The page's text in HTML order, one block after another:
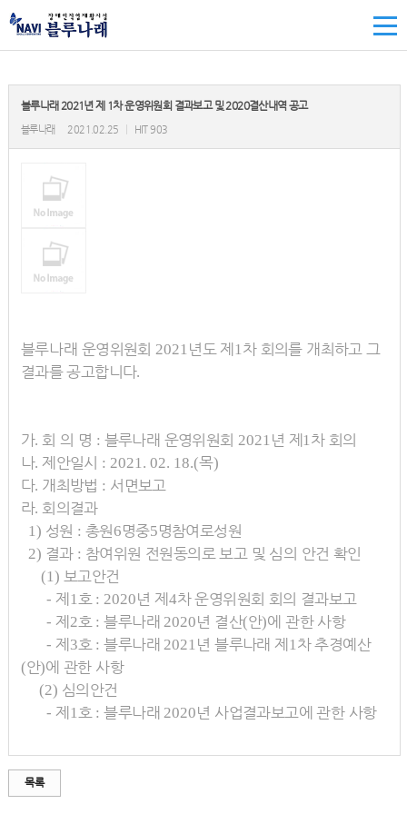
블루나래 2021년 제 1차 운영위원회 결과보고 및 2020결산내역 공고
블루나래 2021.02.25 HIT 903
블루나래 운영위원회2021년도 제 1차 회의를 개최하고 그
결과를 공고합니다.
가.회 의 명 : 블루나래 운영위원회2021년 제 1차 회의
나. 제안일시 : 2021. 02. 18.(목)
다. 개최방법 : 서면보고
라.회의결과
1) 성원 :총원6명중5명참여로성원
2) 결과 : 참여위원 전원동의로 보고 및 심의 안건 확인
(1)보고안건
- 제 1호 : 2020년 제 4차 운영위원회 회의 결과보고
- 제 2호 :블루나래2020년 결산(안)에 관한 사항
- 제 3호 :블루나래2021년 블루나래 제 1차 추경예산
(안)에 관한 사항
(2) 심의안건
- 제 1호 :블루나래2020년 사업결과보고에 관한 사항
목록